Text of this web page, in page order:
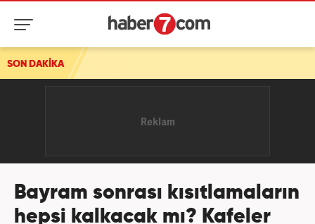
SON DAKİKA
Bayram sonrası kısıtlamaların
hepsi kalkacak mı? Kafeler